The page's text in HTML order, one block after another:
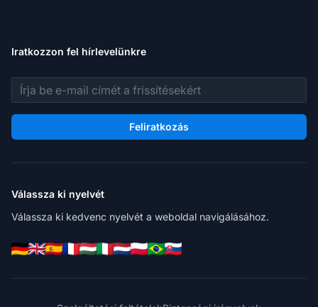
Iratkozzon fel hírlevelünkre
E-mail cím
Feliratkozás
Válassza ki nyelvét
Válassza ki kedvenc nyelvét a weboldal navigálásához.